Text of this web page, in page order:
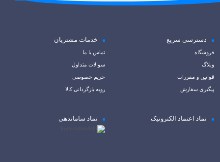
دسترسی سریع
فروشگاه
وبلاگ
قوانین و مقررات
پیگیری سفارش
خدمات مشتریان
تماس با ما
سوالات متداول
حریم خصوصی
رویه بازگردانی کالا
نماد اعتماد الکترونیک نماد ساماندهی